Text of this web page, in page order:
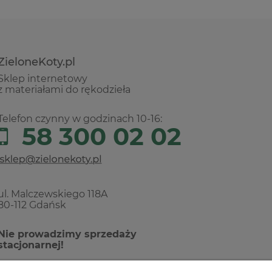
internetowy
materiałami do rękodzieła
czynny w godzinach 10-16:
58 300 02 02
Malczewskiego 118A
112 Gdańsk
Nie prowadzimy sprzedaży